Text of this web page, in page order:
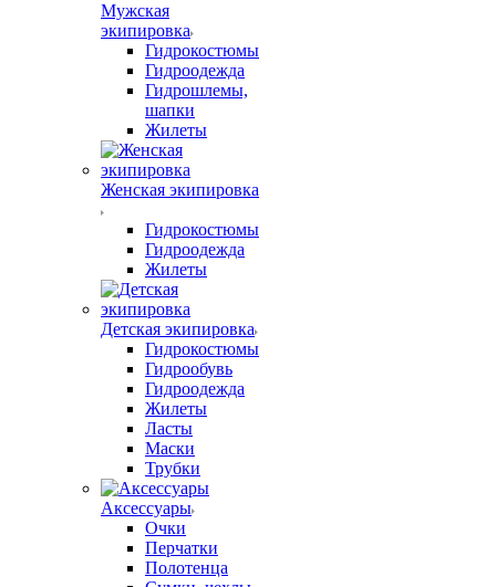
Мужская
экипировка
Гидрокостюмы
Гидроодежда
Гидрошлемы,
шапки
Жилеты
Женская экипировка
Гидрокостюмы
Гидроодежда
Жилеты
Детская экипировка
Гидрокостюмы
Гидрообувь
Гидроодежда
Жилеты
Ласты
Маски
Трубки
Аксессуары
Очки
Перчатки
Полотенца